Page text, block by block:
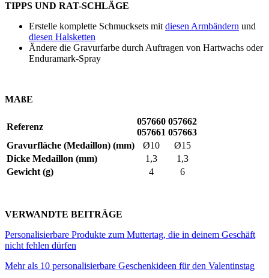
TIPPS UND RAT-SCHLÄGE
Erstelle komplette Schmucksets mitdiesen Armbändern und
diesen Halsketten
Ändere die Gravurfarbe durch Auftragen von Hartwachs oder
Enduramark-Spray
MAßE
Referenz
057660
057661
057662
057663
Gravurfläche (Medaillon) (mm)
Ø10
Ø15
Dicke Medaillon (mm)
1,3
1,3
Gewicht (g)
4 6
VERWANDTE BEITRÄGE
Personalisierbare Produkte zum Muttertag, die in deinem Geschäft
nicht fehlen dürfen
Mehr als 10 personalisierbare Geschenkideen für den Valentinstag